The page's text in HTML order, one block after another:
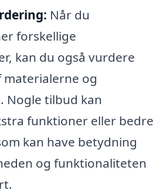
Når du
forskellige
kan du også vurdere
materialerne og
Nogle tilbud kan
funktioner eller bedre
kan have betydning
og funktionaliteten